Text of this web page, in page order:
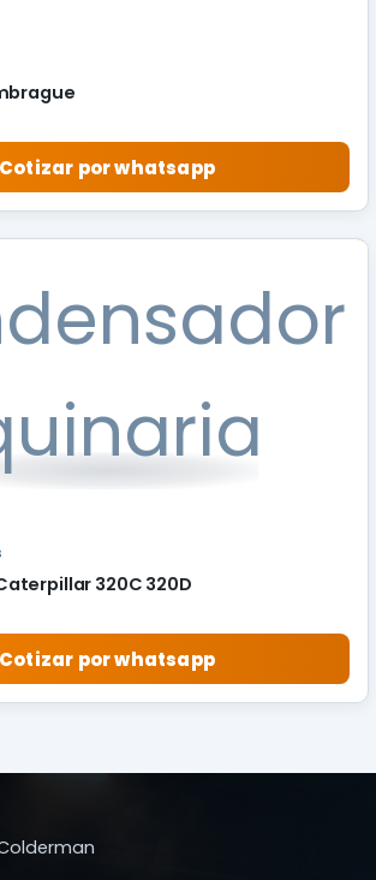
Cotizar por whatsapp
320C 320D
Cotizar por whatsapp